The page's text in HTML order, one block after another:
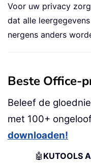
Voor uw privacy
dat alle
nergens anders
Beste Office-
Beleef de
met 100+
downloaden!
🤖 KUTOOLS